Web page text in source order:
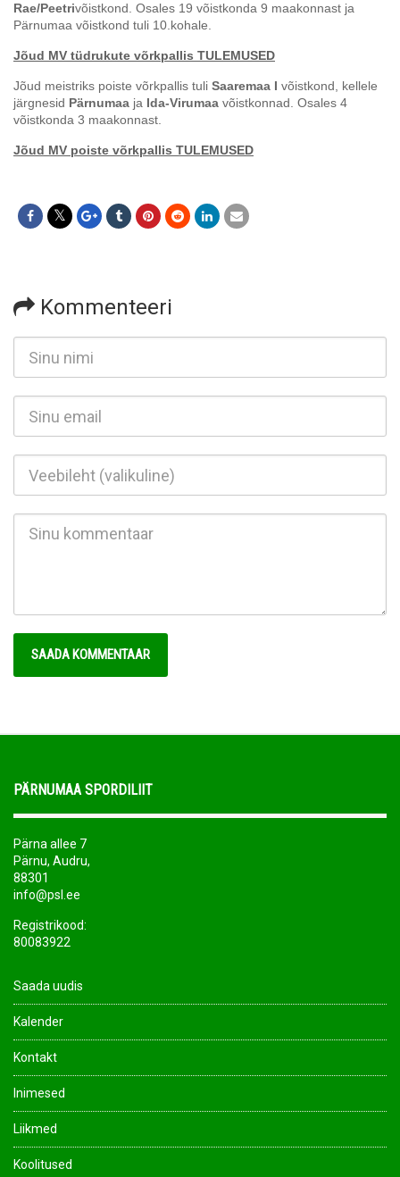
Rae/Peetrivõistkond. Osales 19 võistkonda 9 maakonnast ja
Pärnumaa võistkond tuli 10.kohale.
Jõud MV tüdrukute võrkpallis TULEMUSED
Jõud meistriks poiste võrkpallis tuli Saaremaa I võistkond, kellele
järgnesid Pärnumaa ja Ida-Virumaa võistkonnad. Osales 4
võistkonda 3 maakonnast.
Jõud MV poiste võrkpallis TULEMUSED
Kommenteeri
PÄRNUMAA SPORDILIIT
Pärna allee 7
Pärnu, Audru,
88301
info@psl.ee
Registrikood:
80083922
Saada uudis
Kalender
Kontakt
Inimesed
Liikmed
Koolitused